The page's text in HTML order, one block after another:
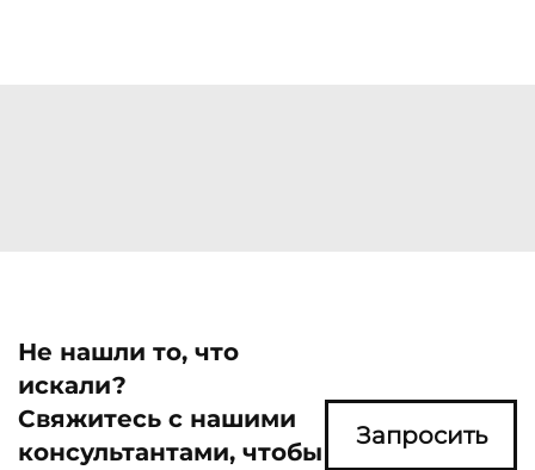
Не нашли то, что
искали?
Свяжитесь с нашими
консультантами, чтобы
Запросить